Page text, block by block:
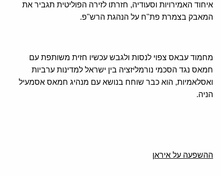
איחוד האמירויות וסעודיה, חזרתו לזירה הפוליטית תגביר את
המאבק בצמרת פת"ח על הנהגת הרש"פ.
מחמוד עבאס צפוי לנסות ולגבש עכשיו חזית משותפת עם
חמאס נגד הסכמי נורמליזציה בין ישראל למדינות ערביות
ואסלאמיות, הוא כבר שוחח בנושא עם מנהיג חמאס אסמעיל
הניה.
ההשפעה על איראן